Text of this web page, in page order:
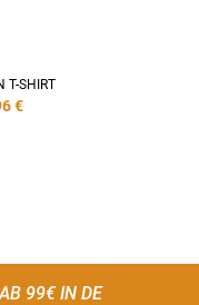
T-SHIRT
€
99€ IN DE